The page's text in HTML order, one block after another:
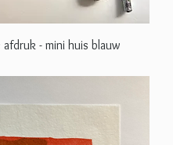
- mini huis blauw